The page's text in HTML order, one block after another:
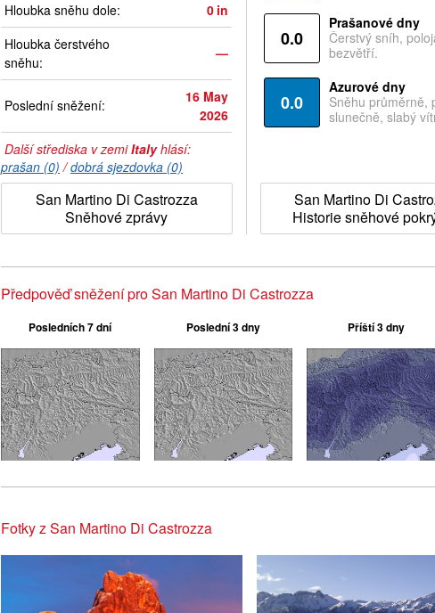
Hloubka sněhu dole:
0 in
Hloubka čerstvého
sněhu:
—
Poslední sněžení:
16 May
2026
Další střediska v zemiItalyhlásí:
prašan (0) /dobrá sjezdovka (0)
San Martino Di Castrozza
Sněhové zprávy
0.0
Prašanové dny
Čerstvý sníh,
bezvětří.
0.0
Azurové dny
Sněhu průměrně,
slunečně, slabý
San Martino Di
Historie sněhové
Předpověď sněžení pro San Martino Di Castrozza
Posledních 7 dní Poslední 3 dny Příští 3 dny
Fotky z San Martino Di Castrozza